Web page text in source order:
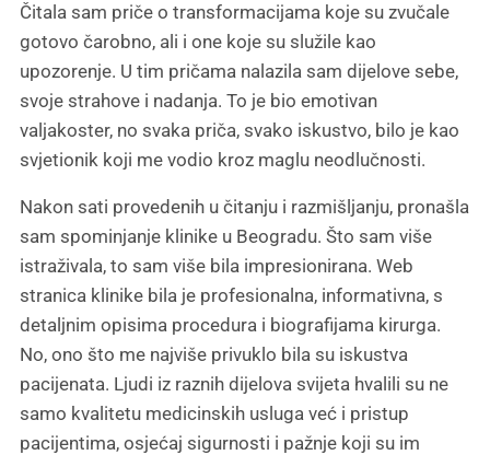
Čitala sam priče o transformacijama koje su zvučale
gotovo čarobno, ali i one koje su služile kao
upozorenje. U tim pričama nalazila sam dijelove sebe,
svoje strahove i nadanja. To je bio emotivan
valjakoster, no svaka priča, svako iskustvo, bilo je kao
svjetionik koji me vodio kroz maglu neodlučnosti.
Nakon sati provedenih u čitanju i razmišljanju, pronašla
sam spominjanje klinike u Beogradu. Što sam više
istraživala, to sam više bila impresionirana. Web
stranica klinike bila je profesionalna, informativna, s
detaljnim opisima procedura i biografijama kirurga.
No, ono što me najviše privuklo bila su iskustva
pacijenata. Ljudi iz raznih dijelova svijeta hvalili su ne
samo kvalitetu medicinskih usluga već i pristup
pacijentima, osjećaj sigurnosti i pažnje koji su im